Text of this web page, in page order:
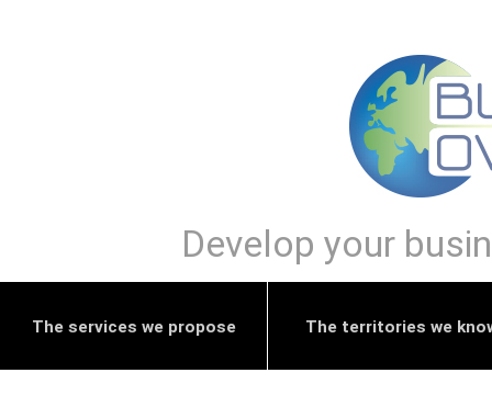
Develop your
The services we propose The territories we